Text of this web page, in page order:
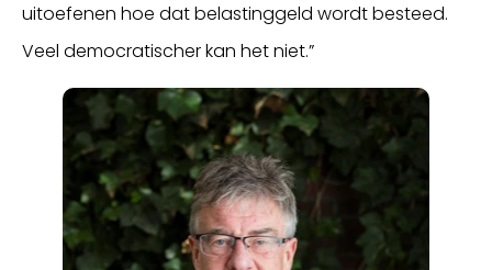
uitoefenen hoe dat belastinggeld wordt besteed.
Veel democratischer kan het niet.”